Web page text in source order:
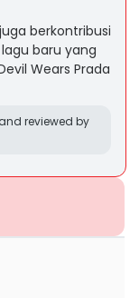
berkontribusi
baru yang
Wears Prada
reviewed by